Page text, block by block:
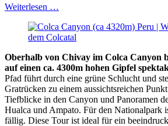
Weiterlesen …
Oberhalb von Chivay im Colca Canyon
auf einen ca. 4300m hohen Gipfel
Pfad führt durch eine grüne Schlucht und
Gratrücken zu einem aussichtsreichen
Tiefblicke in den Canyon und Panoramen
Hualca und Ampato. Für den Nationalpark
fällig. Diese Tour ist ideal für ein